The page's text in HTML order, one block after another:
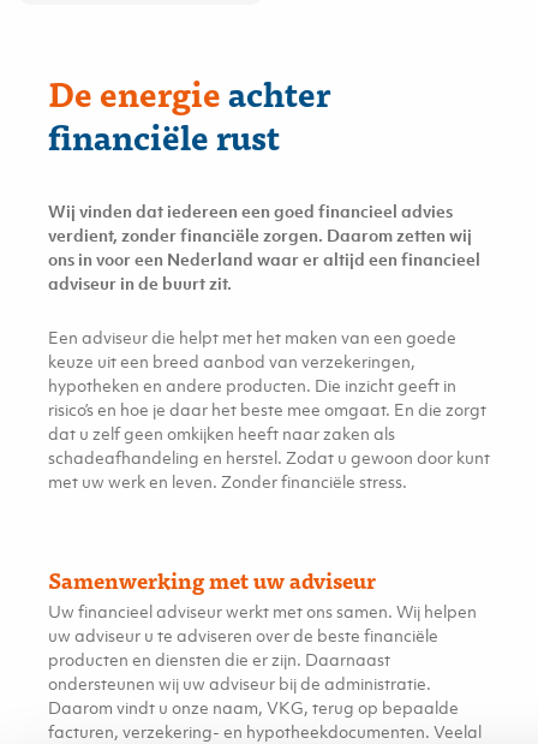
De energieachter
financiële rust
Wij vinden dat iedereen een goed financieel advies
verdient, zonder financiële zorgen. Daarom zetten wij
ons in voor een Nederland waar er altijd een financieel
adviseur in de buurt zit.
Een adviseur die helpt met het maken van een goede
keuze uit een breed aanbod van verzekeringen,
hypotheken en andere producten. Die inzicht geeft in
risico’s en hoe je daar het beste mee omgaat. En die zorgt
dat u zelf geen omkijken heeft naar zaken als
schadeafhandeling en herstel. Zodat u gewoon door kunt
met uw werk en leven. Zonder financiële stress.
Samenwerking met uw adviseur
Uw financieel adviseur werkt met ons samen. Wij helpen
uw adviseur u te adviseren over de beste financiële
producten en diensten die er zijn. Daarnaast
ondersteunen wij uw adviseur bij de administratie.
Daarom vindt u onze naam, VKG, terug op bepaalde
facturen, verzekering- en hypotheekdocumenten. Veelal